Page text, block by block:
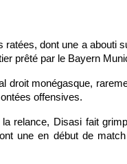
ratées, dont une a abouti
prêté par le Bayern
droit monégasque,
offensives.
relance, Disasi fait
une en début de